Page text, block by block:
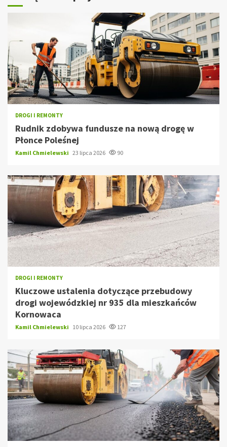
DROGI I REMONTY
Rudnik zdobywa fundusze na nową drogę w
Płonce Poleśnej
Kamil Chmielewski 23 lipca 2026 90
DROGI I REMONTY
Kluczowe ustalenia dotyczące przebudowy
drogi wojewódzkiej nr 935 dla mieszkańców
Kornowaca
Kamil Chmielewski 10 lipca 2026 127